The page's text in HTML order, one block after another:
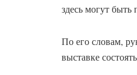
здесь могут
По его словам,
выставке